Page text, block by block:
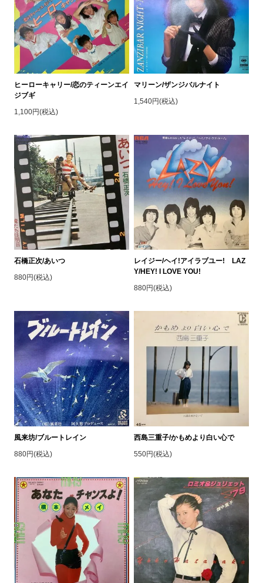
ヒーローキャリー/恋のティーンエイ
ジブギ
1,100円(税込)
マリーン/ザンジバルナイト
1,540円(税込)
石橋正次/あいつ
880円(税込)
レイジー/ヘイ!アイラブユー! LAZ
Y/HEY! I LOVE YOU!
880円(税込)
風来坊/ブルートレイン
880円(税込)
西島三重子/かもめより白い心で
550円(税込)